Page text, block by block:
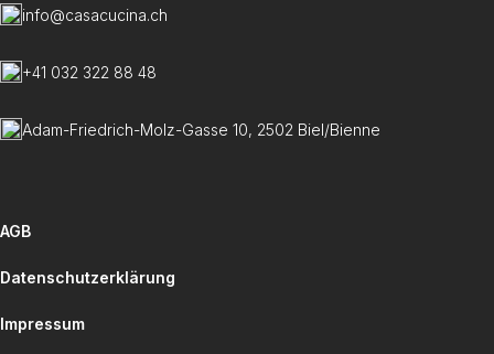
info@casacucina.ch
+41 032 322 88 48
Adam-Friedrich-Molz-Gasse 10, 2502 Biel/Bienne
AGB
Datenschutzerklärung
Impressum